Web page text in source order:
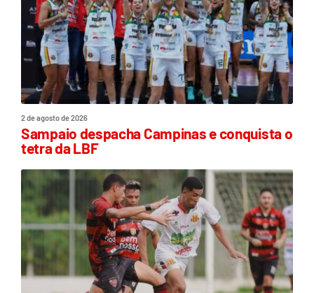
2 de agosto de 2026
Sampaio despacha Campinas e conquista o
tetra da LBF